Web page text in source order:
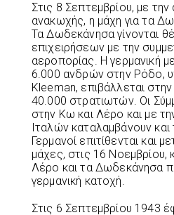
Στις 8 Σεπτεμβρίου, με
ανακωχής, η μάχη για τα
Τα Δωδεκάνησα γίνονται
επιχειρήσεων με την
αεροπορίας. Η γερμανική
6.000 ανδρών στην Ρόδο,
Kleeman, επιβάλλεται
40.000 στρατιωτών. Οι
στην Κω και Λέρο και με
Ιταλών καταλαμβάνουν και
Γερμανοί επιτίθενται και
μάχες, στις 16 Νοεμβρίου,
Λέρο και τα Δωδεκάνησα
γερμανική κατοχή.
Στις 6 Σεπτεμβρίου 1943